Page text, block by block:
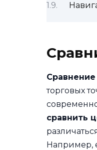
торговых
сравнить
Например,